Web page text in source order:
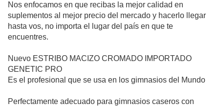
Nos enfocamos en que recibas la mejor calidad en
suplementos al mejor precio del mercado y hacerlo llegar
hasta vos, no importa el lugar del país en que te
encuentres.
Nuevo ESTRIBO MACIZO CROMADO IMPORTADO
GENETIC PRO
Es el profesional que se usa en los gimnasios del Mundo
Perfectamente adecuado para gimnasios caseros con